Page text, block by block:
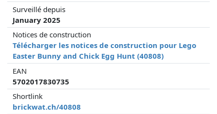
Surveillé depuis
January 2025
Notices de construction
Télécharger les notices de construction pour Lego
Easter Bunny and Chick Egg Hunt (40808)
EAN
5702017830735
Shortlink
brickwat.ch/40808